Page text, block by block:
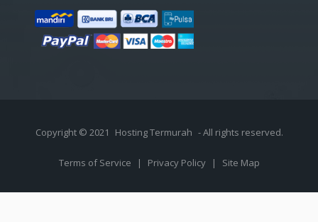
Copyright © 2021 Hosting Termurah - All rights reserved.
Terms of Service | Privacy Policy | Site Map